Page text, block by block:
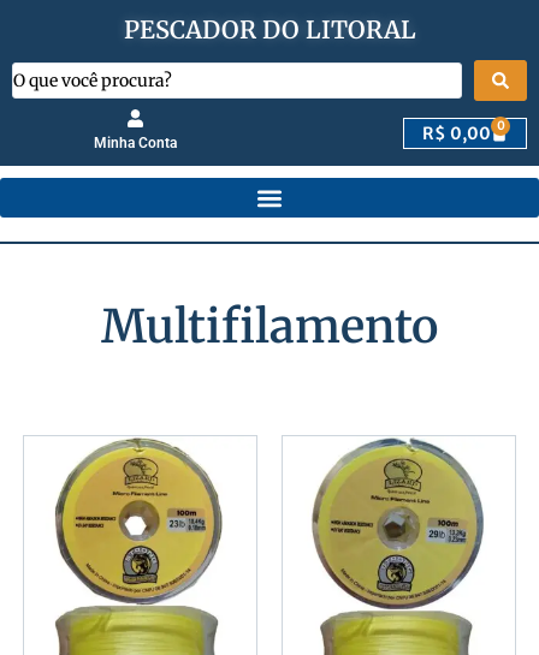
PESCADOR DO LITORAL
Minha Conta R$ 0,00 0
Multifilamento